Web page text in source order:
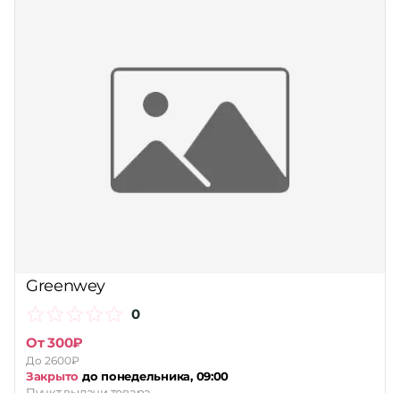
Greenwey
0
От 300₽
До 2600₽
Закрыто до понедельника, 09:00